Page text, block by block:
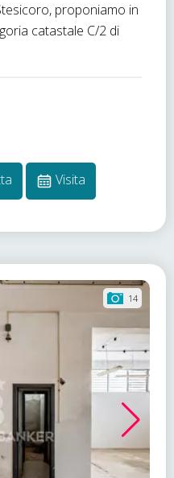
proponiamo in
catastale C/2 di
Visita
14